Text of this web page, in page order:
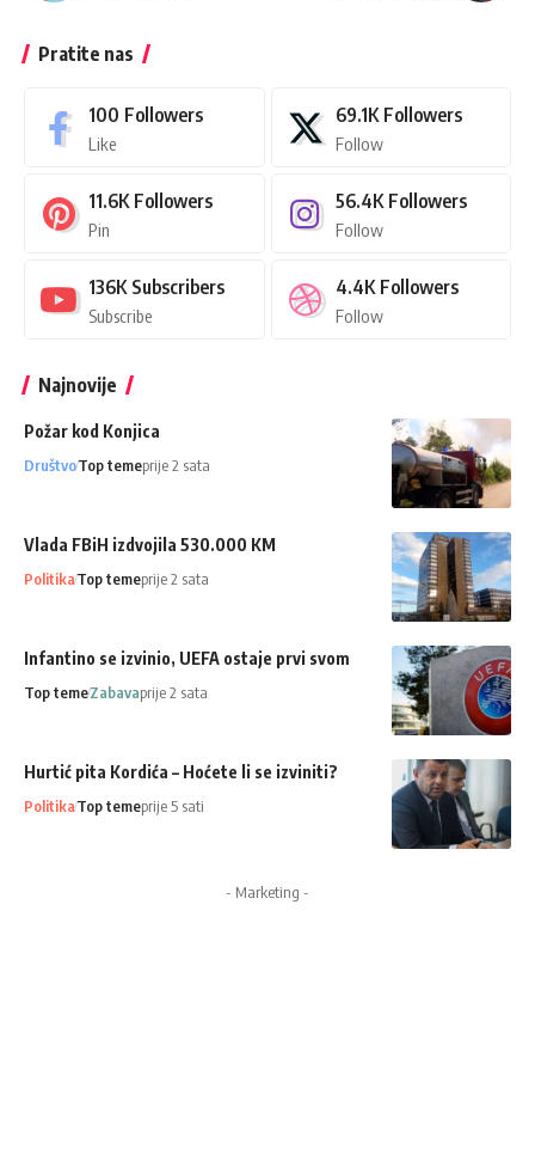
Pratite nas
100 Followers
Like
69.1K Followers
Follow
11.6K Followers
Pin
56.4K Followers
Follow
136K Subscribers
Subscribe
4.4K Followers
Follow
Najnovije
Požar kod Konjica
DruštvoTop temeprije 2 sata
Vlada FBiH izdvojila 530.000 KM
PolitikaTop temeprije 2 sata
Infantino se izvinio, UEFA ostaje prvi svom
Top temeZabavaprije 2 sata
Hurtić pita Kordića – Hoćete li se izviniti?
PolitikaTop temeprije 5 sati
- Marketing -